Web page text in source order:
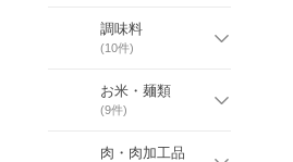
調味料
(10件)
お米・麺類
(9件)
肉・肉加工品